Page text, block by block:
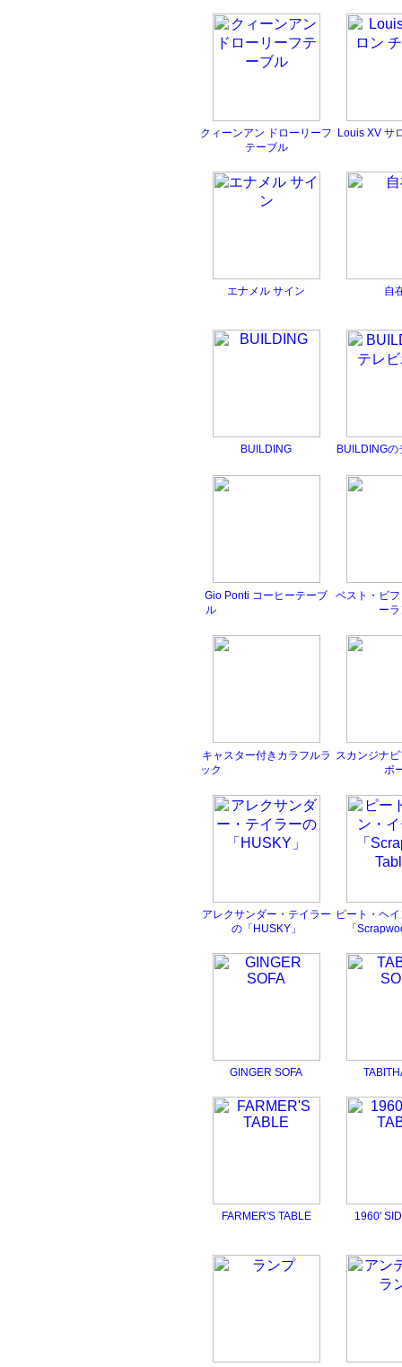
クィーンアン ドローリーフ
テーブル
Louis XV サ
エナメル サイン 自
BUILDING BUILDING
Gio Ponti コーヒーテーブ
ル
ベスト・ビ
ー
キャスター付きカラフルラ
ック
スカンジナ
ボ
アレクサンダー・テイラー
の「HUSKY」
ピート・ヘ
「
GINGER SOFA
FARMER'S TABLE 1960'